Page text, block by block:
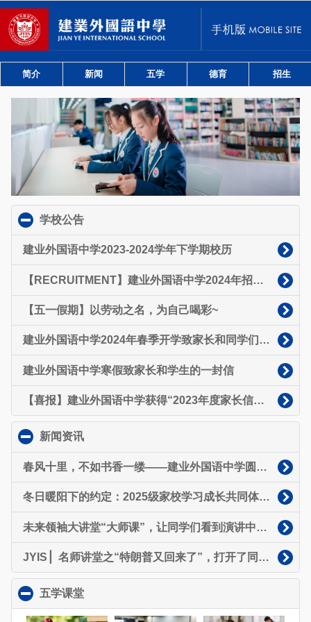
简介 新闻 五学 德育 招生
学校公告
建业外国语中学2023-2024学年下学期校历
【RECRUITMENT】建业外国语中学2024年招聘启事
【五一假期】以劳动之名，为自己喝彩~
建业外国语中学2024年春季开学致家长和同学们的一封信
建业外国语中学寒假致家长和学生的一封信
【喜报】建业外国语中学获得“2023年度家长信赖中小学”荣誉称号
新闻资讯
春风十里，不如书香一缕——建业外国语中学圆满举办省级阅读进校园诵读活动
冬日暖阳下的约定：2025级家校学习成长共同体（家委会）正式启航
未来领袖大讲堂“大师课”，让同学们看到演讲中那个发光的自己~
JYIS ▏名师讲堂之“特朗普又回来了”，打开了同学们的“国际视野”～
五学课堂